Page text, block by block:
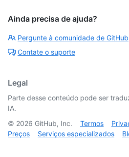
Ainda precisa de ajuda?
Pergunte à comunidade de GitHub
Contate o suporte
Legal
Parte desse conteúdo pode ser
IA.
© 2026 GitHub, Inc. Termos
Preços
Serviços especializados